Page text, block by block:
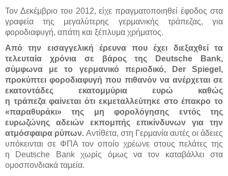
Τον Δεκέμβριο του 2012, είχε πραγματοποιηθεί έφοδος στα
γραφεία της μεγαλύτερης γερμανικής τράπεζας, για
φοροδιαφυγή, απάτη και ξέπλυμα χρήματος.
Από την εισαγγελική έρευνα που έχει διεξαχθεί τα
τελευταία χρόνια σε βάρος της Deutsche Bank,
σύμφωνα με το γερμανικό περιοδικό, Der Spiegel,
προκύπτει φοροδιαφυγή που πιθανόν να ανέρχεται σε
εκατοντάδες εκατομμύρια ευρώ καθώς
η τράπεζα φαίνεται ότι εκμεταλλεύτηκε στο έπακρο το
«παραθυράκι» της μη φορολόγησης εντός της
ευρωζώνης αδειών εκπομπής επικίνδυνων για την
ατμόσφαιρα ρύπων. Αντίθετα, στη Γερμανία αυτές οι άδειες
υπόκεινται σε ΦΠΑ τον οποίο χρέωνε στους πελάτες της
η Deutsche Bank χωρίς όμως να τον καταβάλλει στα
ομοσπονδιακά ταμεία.